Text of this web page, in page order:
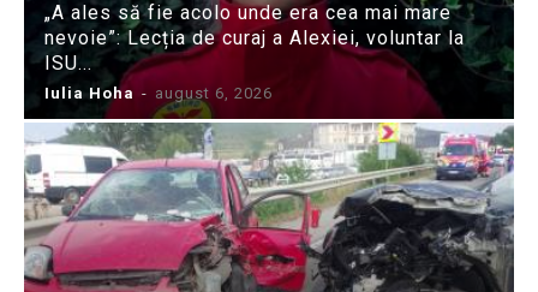
„A ales să fie acolo unde era cea mai mare
nevoie”: Lecția de curaj a Alexiei, voluntar la
ISU...
Iulia Hoha - august 6, 2026